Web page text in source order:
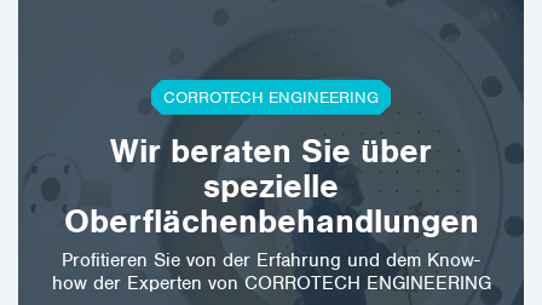
CORROTECH ENGINEERING
Wir beraten Sie über
spezielle
Oberflächenbehandlungen
Profitieren Sie von der Erfahrung und dem Know-
how der Experten von CORROTECH ENGINEERING